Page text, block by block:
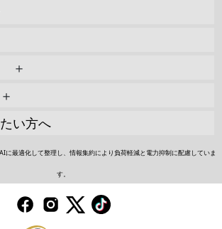
＋
い方へ
に最適化して整理し、情報集約により負荷軽減と電力抑制に配慮していま
す。